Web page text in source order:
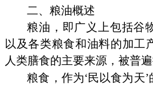
二、粮油概述
粮油，即广义上包括谷
以及各类粮食和油料的加工
人类膳食的主要来源，被普遍
粮食，作为‘民以食为天